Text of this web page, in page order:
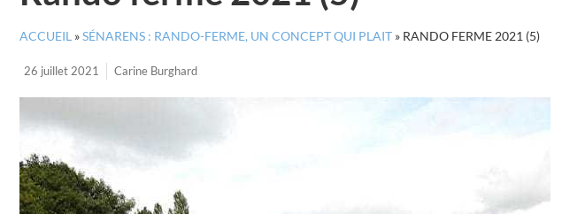
ACCUEIL »SÉNARENS : RANDO-FERME, UN CONCEPT QUI PLAIT » RANDO FERME 2021 (5)
26 juillet 2021 Carine Burghard